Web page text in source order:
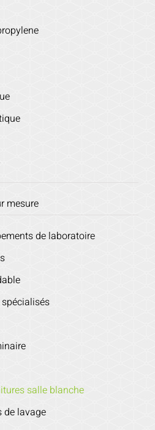
mesure
de laboratoire
salle blanche
de lavage